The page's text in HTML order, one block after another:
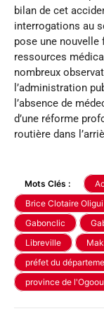
bilan de cet
interrogations au
pose une
ressources
nombreux
l’administration
l’absence de
d’une réforme
routière dans
Mots Clés :
Brice Clotaire
Gabonclic
Libreville
préfet du
province de